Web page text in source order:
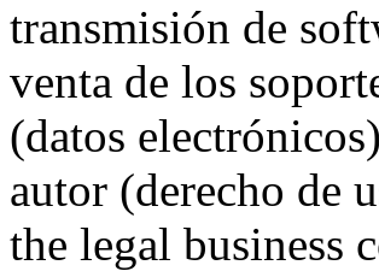
transmisión de
venta de los
(datos
autor (derecho de
the legal business